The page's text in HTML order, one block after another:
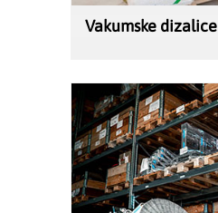
Vakumske dizalice